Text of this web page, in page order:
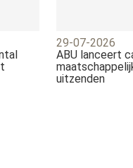
29-07-2026
ABU lanceert
uitzenden